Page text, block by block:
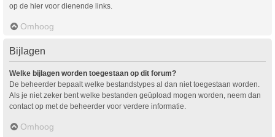
op de hier voor dienende links.
Omhoog
Bijlagen
Welke bijlagen worden toegestaan op dit forum?
De beheerder bepaalt welke bestandstypes al dan niet toegestaan worden.
Als je niet zeker bent welke bestanden geüpload mogen worden, neem dan
contact op met de beheerder voor verdere informatie.
Omhoog